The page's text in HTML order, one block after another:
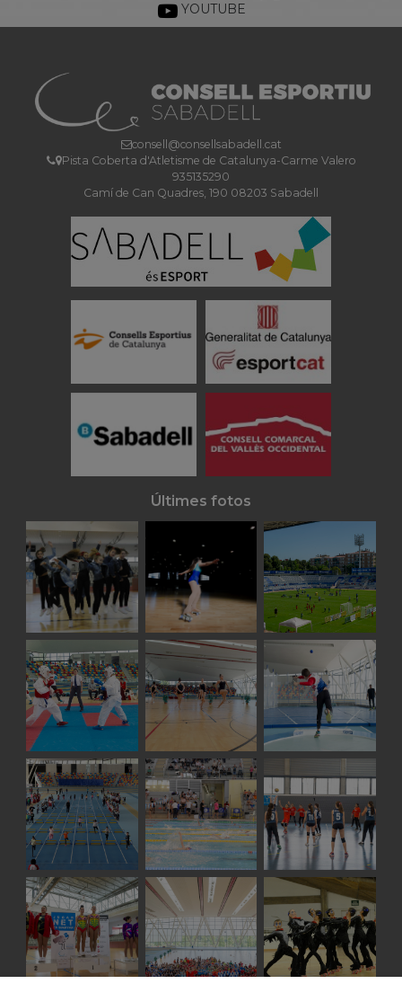
YOUTUBE
consell@consellsabadell.cat
Pista Coberta d'Atletisme de Catalunya-Carme Valero
935135290
Camí de Can Quadres, 190 08203 Sabadell
Últimes fotos